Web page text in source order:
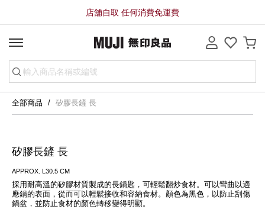
店舖自取 任何消費免運費
全部商品 矽膠長鏟 長
矽膠長鏟 長
APPROX. L30.5 CM
採用耐高溫的矽膠材質製成的長鍋匙，可輕鬆翻炒食材。可以彎曲以適
應鍋的表面，從而可以輕鬆接收和容納食材。顏色為黑色，以防止刮傷
鍋盆，並防止食材的顏色轉移變得明顯。